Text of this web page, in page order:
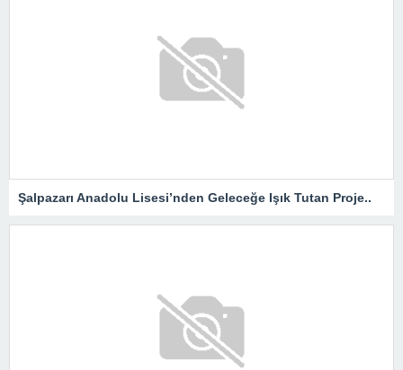
Şalpazarı Anadolu Lisesi’nden Geleceğe Işık Tutan Proje..